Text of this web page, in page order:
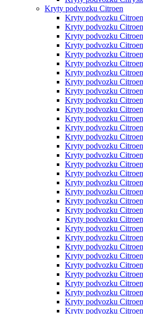
Kryty podvozku Citroen
Kryty podvozku
Kryty podvozku
Kryty podvozku
Kryty podvozku
Kryty podvozku
Kryty podvozku
Kryty podvozku
Kryty podvozku
Kryty podvozku
Kryty podvozku
Kryty podvozku
Kryty podvozku
Kryty podvozku
Kryty podvozku
Kryty podvozku
Kryty podvozku
Kryty podvozku
Kryty podvozku
Kryty podvozku
Kryty podvozku
Kryty podvozku
Kryty podvozku Citroen
Kryty podvozku
Kryty podvozku
Kryty podvozku
Kryty podvozku
Kryty podvozku
Kryty podvozku
Kryty podvozku
Kryty podvozku
Kryty podvozku
Kryty podvozku
Kryty podvozku